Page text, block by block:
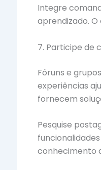
Integre
aprendizado.
7. Participe de
Fóruns e
experiências
fornecem
Pesquise
conhecimento